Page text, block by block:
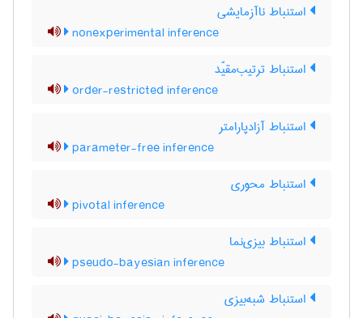
استنباط ناآزمایشی
nonexperimental inference
استنباط ترتیب‌مقیّد
order-restricted inference
استنباط آزادپارامتر
parameter-free inference
استنباط محوری
pivotal inference
استنباط بیزی‌نما
pseudo-bayesian inference
استنباط شبه‌بیزی